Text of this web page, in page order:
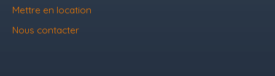
Mettre en location
Nous contacter